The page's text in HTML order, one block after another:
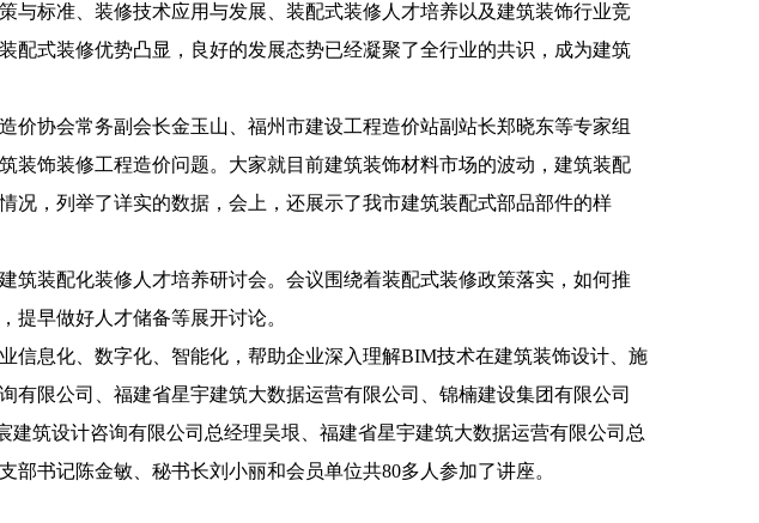
与标准、装修技术应用与发展、装配式装修人才培养以及建筑装饰行业竞
配式装修优势凸显，良好的发展态势已经凝聚了全行业的共识，成为建筑
价协会常务副会长金玉山、福州市建设工程造价站副站长郑晓东等专家组
装饰装修工程造价问题。大家就目前建筑装饰材料市场的波动，建筑装配
况，列举了详实的数据，会上，还展示了我市建筑装配式部品部件的样
筑装配化装修人才培养研讨会。会议围绕着装配式装修政策落实，如何推
提早做好人才储备等展开讨论。
信息化、数字化、智能化，帮助企业深入理解BIM技术在建筑装饰设计、施
有限公司、福建省星宇建筑大数据运营有限公司、锦楠建设集团有限公司
筑设计咨询有限公司总经理吴垠、福建省星宇建筑大数据运营有限公司总
书记陈金敏、秘书长刘小丽和会员单位共80多人参加了讲座。